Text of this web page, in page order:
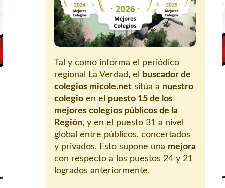
Tal y como informa el periódico
regional La Verdad, el
buscador de
colegios micole.net sitúa a nuestro
colegio en el puesto 15 de los
mejores colegios públicos de la
Región, y en el puesto 31 a nivel
global entre públicos, concertados
y privados. Esto supone una mejora
con respecto a los puestos 24 y 21
logrados anteriormente.